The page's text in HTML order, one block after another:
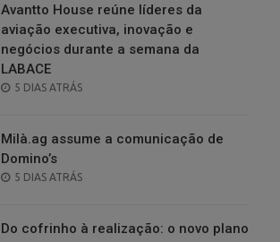
Avantto House reúne líderes da
aviação executiva, inovação e
negócios durante a semana da
LABACE
POSTED
5 DIAS ATRÁS
Milà.ag assume a comunicação de
Domino’s
POSTED
5 DIAS ATRÁS
Do cofrinho à realização: o novo plano